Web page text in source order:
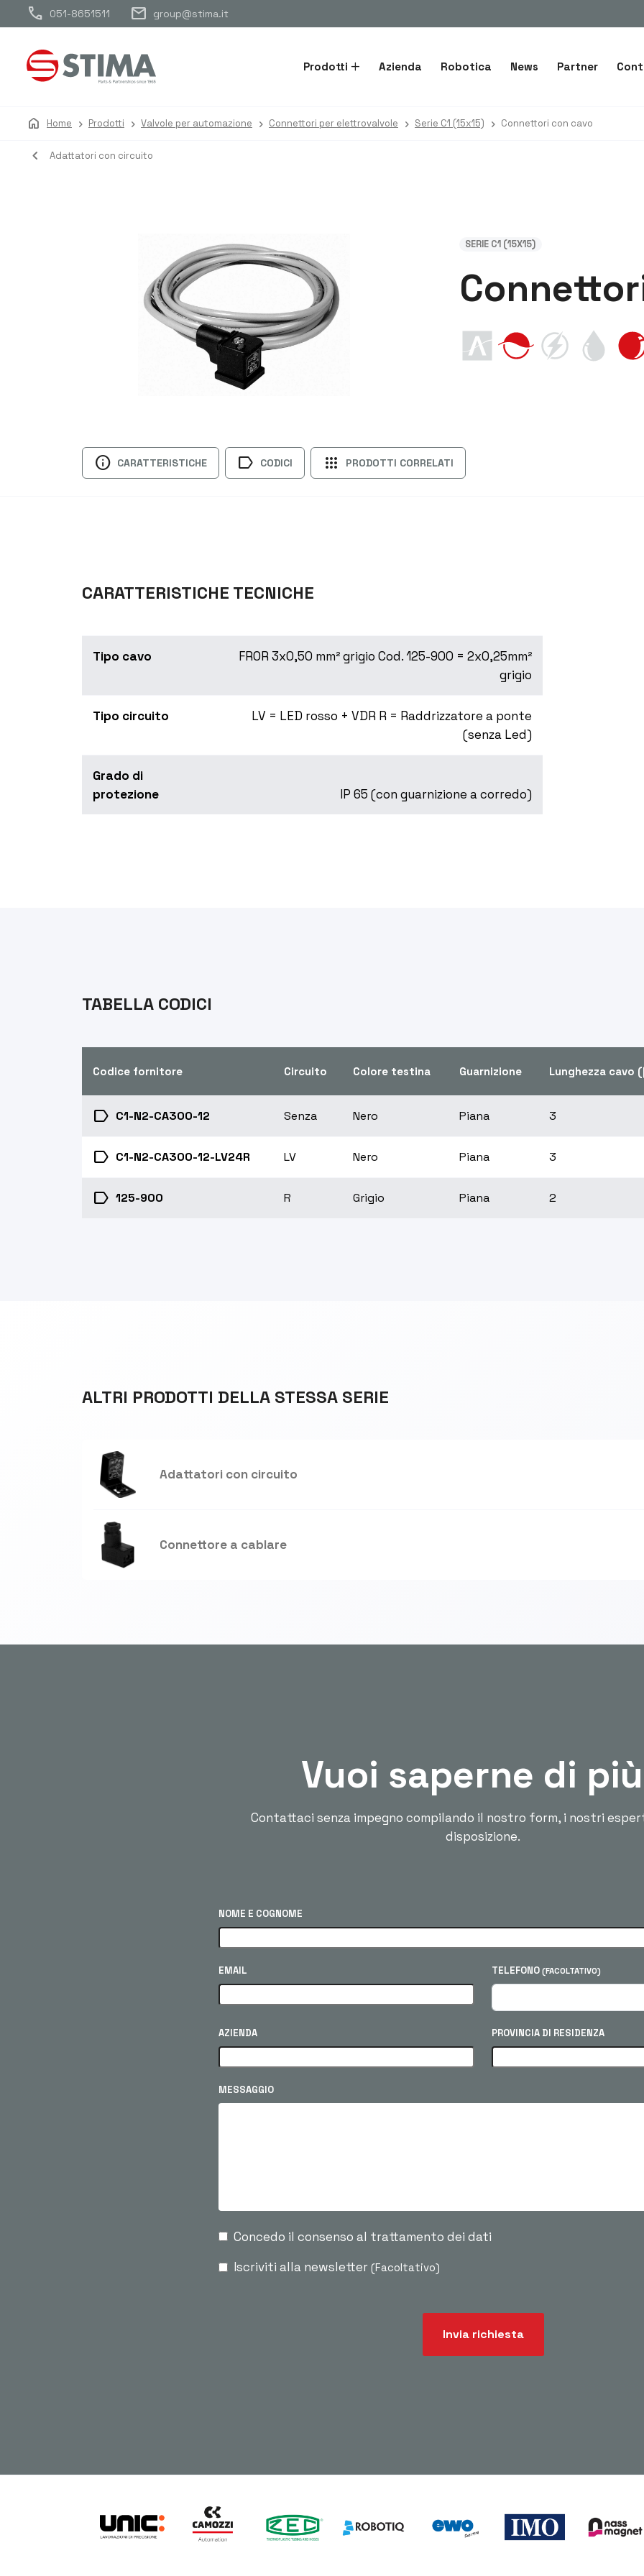
call 051-8651511 mail group@stima.it
Prodotti Azienda Robotica News Partner
home Home Prodotti Valvole per automazione Connettori per elettrovalvole Serie C1 (15x15) Connettori con cavo
navigate_before Adattatori con circuito
SERIE C1 (15X15)
info CARATTERISTICHE label CODICI apps PRODOTTI CORRELATI
CARATTERISTICHE TECNICHE
Tipo cavo
FROR 3x0,50 mm² grigio Cod. 125-900 = 2x0,25mm²
grigio
Tipo circuito
LV = LED rosso + VDR R = Raddrizzatore a ponte
(senza Led)
Grado di
protezione
IP 65 (con guarnizione a corredo)
TABELLA CODICI
Codice fornitore Circuito Colore testina Guarnizione Lunghezza cavo
label C1-N2-CA300-12 Senza Nero Piana 3
label C1-N2-CA300-12-LV24R LV Nero Piana 3
label 125-900 R Grigio Piana 2
ALTRI PRODOTTI DELLA STESSA SERIE
Adattatori con circuito
Connettore a cablare
Vuoi saperne di
Contattaci senza impegno compilando il nostro form, i nostri
disposizione.
NOME E COGNOME
EMAIL TELEFONO (FACOLTATIVO)
AZIENDA PROVINCIA DI RESIDENZA
MESSAGGIO
Concedo il consenso al trattamento dei dati
Iscriviti alla newsletter (Facoltativo)
Invia richiesta